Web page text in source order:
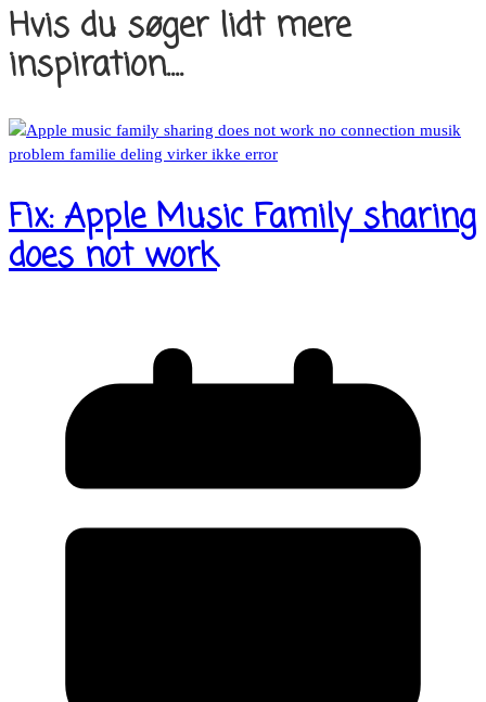
Hvis du søger lidt mere
inspiration....
Fix: Apple Music Family sharing
does not work